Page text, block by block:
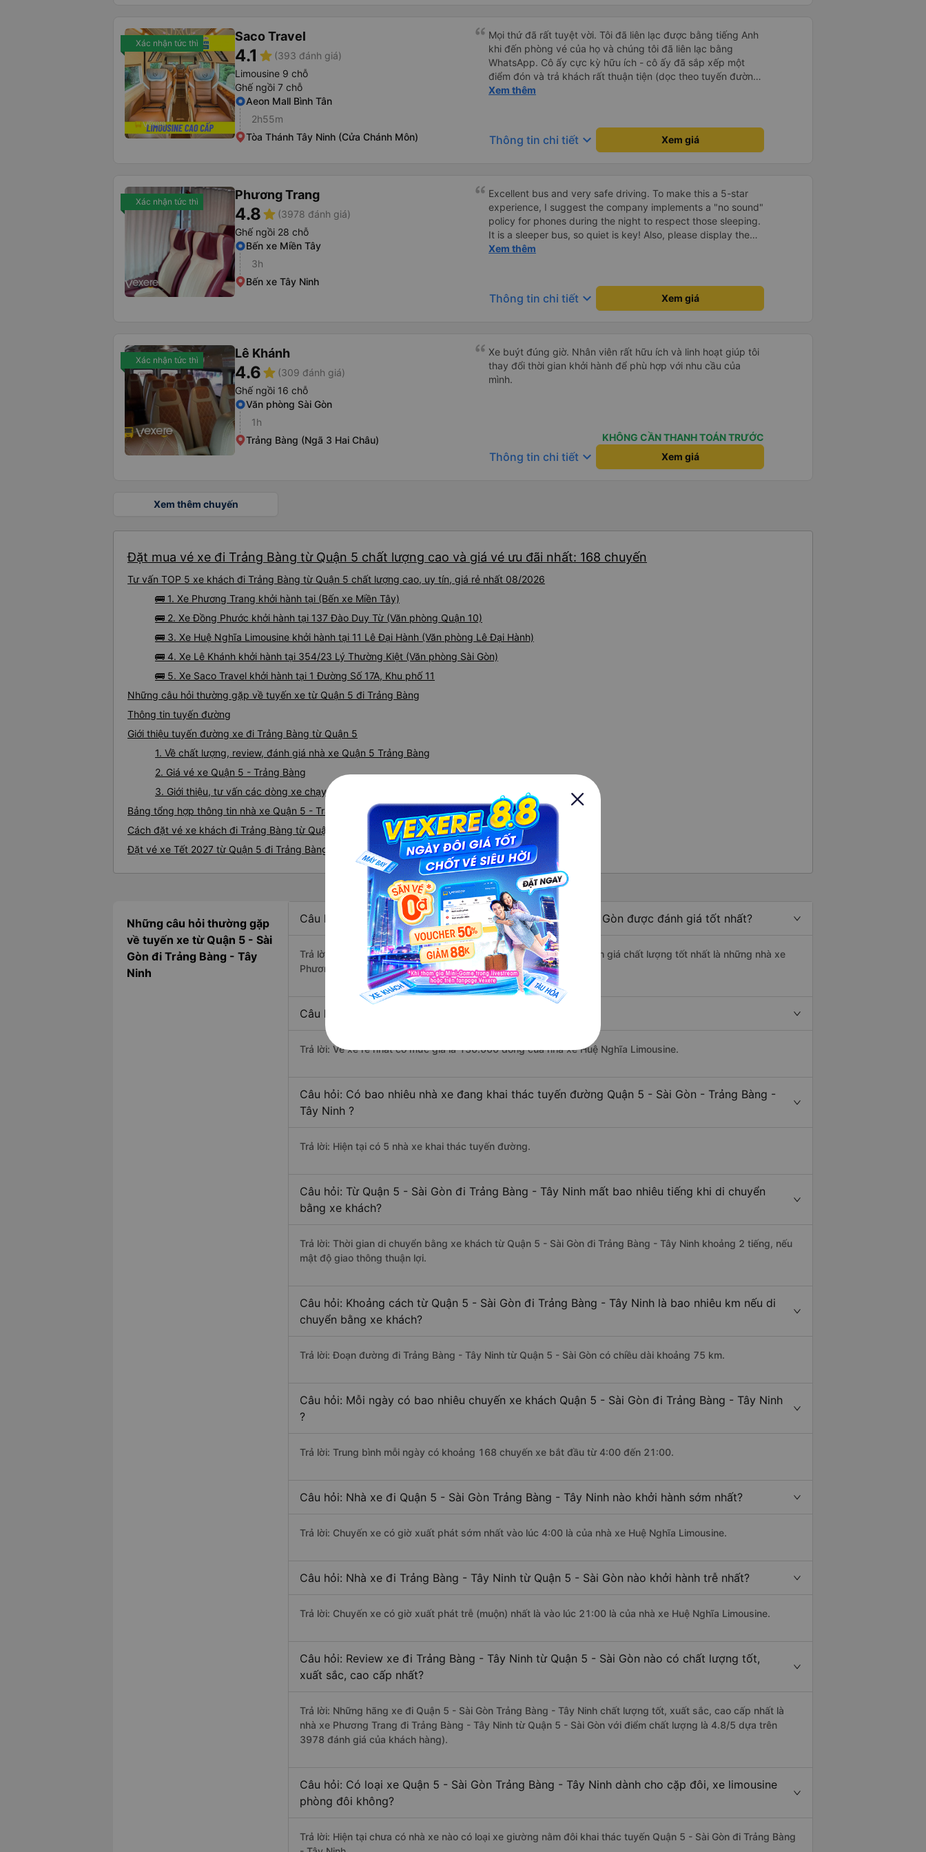
Xác nhận tức thì Saco Travel
4.1 star (393 đánh giá)
Limousine 9 chỗ
Ghế ngồi 7 chỗ
Aeon Mall Bình Tân
2h55m
Tòa Thánh Tây Ninh (Cửa Chánh Môn)
Mọi thứ đã rất tuyệt vời. Tôi đã liên lạc được bằng tiếng Anh
khi đến phòng vé của họ và chúng tôi đã liên lạc bằng
WhatsApp. Cô ấy cực kỳ hữu ích - cô ấy đã sắp xếp một
điểm đón và trả khách rất thuận tiện (dọc theo tuyến đường
của họ). Xe rộng rãi và thoải mái. Rất khuyến khích.
Xem thêm
Thông tin chi tiết keyboard_arrow_down Xem giá
Xác nhận tức thì Phương Trang
4.8star (3978 đánh giá)
Ghế ngồi 28 chỗ
Bến xe Miền Tây
3h
Bến xe Tây Ninh
Excellent bus and very safe driving. To make this a 5-star
experience, I suggest the company implements a "no sound"
policy for phones during the night to respect those sleeping.
It is a sleeper bus, so quiet is key! Also, please display the
Wi-Fi password clearly inside the cabin for convenience. I
hơn, tôi góp ý nhà xe nên có quy định rõ ràng về việc giữ im
lặng (tắt âm thanh điện thoại) vào ban đêm để tránh làm
Tôi vẫn sẽ tiếp tục ủng hộ nhà xe trong tương lai!
Xem thêm
Thông tin chi tiết keyboard_arrow_down Xem giá
Xác nhận tức thì Lê Khánh
4.6star (309 đánh giá)
Ghế ngồi 16 chỗ
Văn phòng Sài Gòn
1h
Trảng Bàng (Ngã 3 Hai Châu)
Xe buýt đúng giờ. Nhân viên rất hữu ích và linh hoạt giúp tôi
thay đổi thời gian khởi hành để phù hợp với nhu cầu của
mình.
KHÔNG CẦN THANH TOÁN TRƯỚC
Thông tin chi tiết keyboard_arrow_down Xem giá
Xem thêm chuyến
Đặt mua vé xe đi Trảng Bàng từ Quận 5 chất lượng cao và giá vé ưu đãi nhất: 168 chuyến
Tư vấn TOP 5 xe khách đi Trảng Bàng từ Quận 5 chất lượng cao, uy tín, giá rẻ nhất 08/2026
🚌 1. Xe Phương Trang khởi hành tại (Bến xe Miền Tây)
🚌 2. Xe Đồng Phước khởi hành tại 137 Đào Duy Từ (Văn phòng Quận 10)
🚌 3. Xe Huệ Nghĩa Limousine khởi hành tại 11 Lê Đại Hành (Văn phòng Lê Đại Hành)
🚌 4. Xe Lê Khánh khởi hành tại 354/23 Lý Thường Kiệt (Văn phòng Sài Gòn)
🚌 5. Xe Saco Travel khởi hành tại 1 Đường Số 17A, Khu phố 11
Những câu hỏi thường gặp về tuyến xe từ Quận 5 đi Trảng Bàng
Thông tin tuyến đường
Giới thiệu tuyến đường xe đi Trảng Bàng từ Quận 5
1. Về chất lượng, review, đánh giá nhà xe Quận 5 Trảng Bàng
2. Giá vé xe Quận 5 - Trảng Bàng
3. Giới thiệu, tư vấn các dòng xe chạy tuyến đường Quận 5 đi Trảng Bàng
Bảng tổng hợp thông tin nhà xe Quận 5 - Trảng Bàng
Cách đặt vé xe khách đi Trảng Bàng từ Quận 5 nhanh và uy tín nhất
Đặt vé xe Tết 2027 từ Quận 5 đi Trảng Bàng
Những câu hỏi thường gặp
về tuyến xe từ Quận 5 - Sài
Gòn đi Trảng Bàng - Tây
Ninh
Câu hỏi: Nhà xe đi Trảng Bàng - Tây Ninh từ Quận 5 - Sài Gòn được đánh giá tốt nhất?
Trả lời: Xe đi Trảng Bàng - Tây Ninh từ Quận 5 - Sài Gòn được đánh giá chất lượng tốt nhất là những nhà xe
Phương Trang, Đồng Phước, Huệ Nghĩa Limousine.
Câu hỏi: Xe nào đi Trảng Bàng - Tây Ninh có giá rẻ nhất?
Trả lời: Vé xe rẻ nhất có mức giá là 130.000 đồng của nhà xe Huệ Nghĩa Limousine.
Câu hỏi: Có bao nhiêu nhà xe đang khai thác tuyến đường Quận 5 - Sài Gòn - Trảng Bàng -
Tây Ninh ?
Trả lời: Hiện tại có 5 nhà xe khai thác tuyến đường.
Câu hỏi: Từ Quận 5 - Sài Gòn đi Trảng Bàng - Tây Ninh mất bao nhiêu tiếng khi di chuyển
bằng xe khách?
Trả lời: Thời gian di chuyển bằng xe khách từ Quận 5 - Sài Gòn đi Trảng Bàng - Tây Ninh khoảng 2 tiếng, nếu
mật độ giao thông thuận lợi.
Câu hỏi: Khoảng cách từ Quận 5 - Sài Gòn đi Trảng Bàng - Tây Ninh là bao nhiêu km nếu di
chuyển bằng xe khách?
Trả lời: Đoạn đường đi Trảng Bàng - Tây Ninh từ Quận 5 - Sài Gòn có chiều dài khoảng 75 km.
Câu hỏi: Mỗi ngày có bao nhiêu chuyến xe khách Quận 5 - Sài Gòn đi Trảng Bàng - Tây Ninh
?
Trả lời: Trung bình mỗi ngày có khoảng 168 chuyến xe bắt đầu từ 4:00 đến 21:00.
Câu hỏi: Nhà xe đi Quận 5 - Sài Gòn Trảng Bàng - Tây Ninh nào khởi hành sớm nhất?
Trả lời: Chuyến xe có giờ xuất phát sớm nhất vào lúc 4:00 là của nhà xe Huệ Nghĩa Limousine.
Câu hỏi: Nhà xe đi Trảng Bàng - Tây Ninh từ Quận 5 - Sài Gòn nào khởi hành trễ nhất?
Trả lời: Chuyến xe có giờ xuất phát trễ (muộn) nhất là vào lúc 21:00 là của nhà xe Huệ Nghĩa Limousine.
Câu hỏi: Review xe đi Trảng Bàng - Tây Ninh từ Quận 5 - Sài Gòn nào có chất lượng tốt,
xuất sắc, cao cấp nhất?
Trả lời: Những hãng xe đi Quận 5 - Sài Gòn Trảng Bàng - Tây Ninh chất lượng tốt, xuất sắc, cao cấp nhất là
nhà xe Phương Trang đi Trảng Bàng - Tây Ninh từ Quận 5 - Sài Gòn với điểm chất lượng là 4.8/5 dựa trên
3978 đánh giá của khách hàng).
Câu hỏi: Có loại xe Quận 5 - Sài Gòn Trảng Bàng - Tây Ninh dành cho cặp đôi, xe limousine
phòng đôi không?
Trả lời: Hiện tại chưa có nhà xe nào có loại xe giường nằm đôi khai thác tuyến Quận 5 - Sài Gòn đi Trảng Bàng